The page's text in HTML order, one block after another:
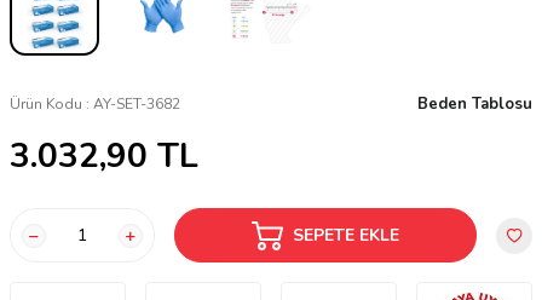
Ürün Kodu : AY-SET-3682 Beden Tablosu
3.032,90 TL
SEPETE EKLE